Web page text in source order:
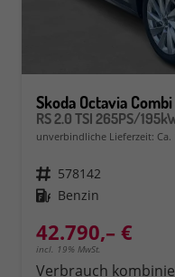
Skoda Octavia Combi
RS 2.0 TSI 265PS/
unverbindliche Lieferzeit: Ca.
Fahrzeugnr. 578142
Kraftstoff Benzin
42.790,– €
incl. 19% MwSt.
Verbrauch